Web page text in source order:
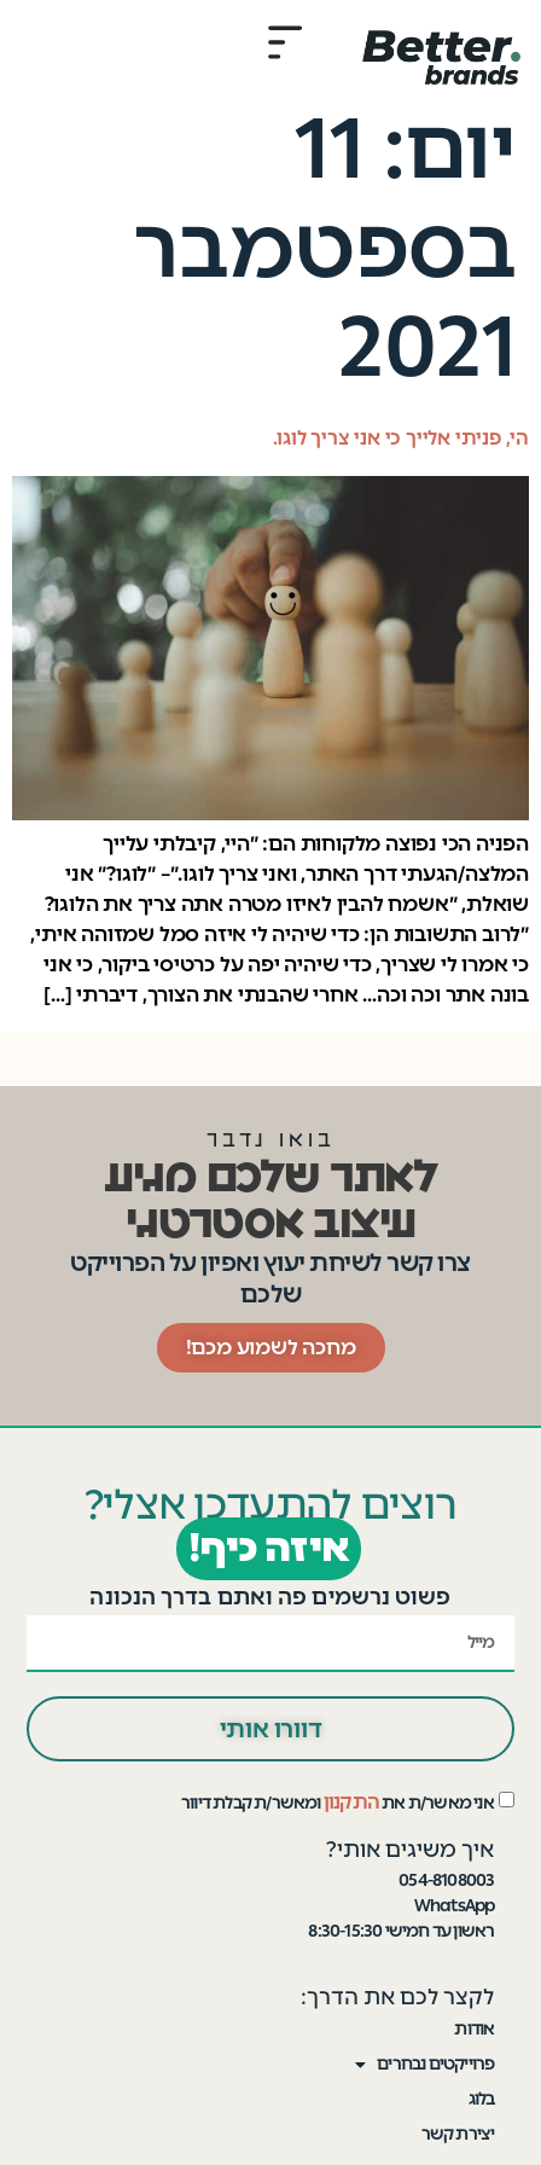
יום: 11
בספטמבר
2021
הי, פניתי אלייך כי אני צריך לוגו.
הפניה הכי נפוצה מלקוחות הם: ״היי, קיבלתי עלייך
המלצה/הגעתי דרך האתר, ואני צריך לוגו.״– ״לוגו?״ אני
שואלת, ״אשמח להבין לאיזו מטרה אתה צריך את הלוגו?
״לרוב התשובות הן: כדי שיהיה לי איזה סמל שמזוהה איתי,
כי אמרו לי שצריך, כדי שיהיה יפה על כרטיסי ביקור, כי אני
בונה אתר וכה וכה… אחרי שהבנתי את הצורך, דיברתי […]
בואו נדבר
לאתר שלכם מגיע
עיצוב אסטרטגי
צרו קשר לשיחת יעוץ ואפיון על הפרוייקט
שלכם
מחכה לשמוע מכם!
לקצר לכם את הדרך:
אודות
פרוייקטים נבחרים
בלוג
יצירת קשר
איך משיגים אותי?
054-8108003
WhatsApp
ראשון עד חמישי 8:30-15:30
רוצים להתעדכן אצלי?
איזה כיף!
פשוט נרשמים פה ואתם בדרך הנכונה
אני מאשר/ת אתהתקנוןומאשר/ת קבלת דיוור
דוורו אותי